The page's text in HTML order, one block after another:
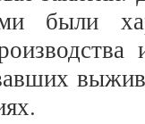
были